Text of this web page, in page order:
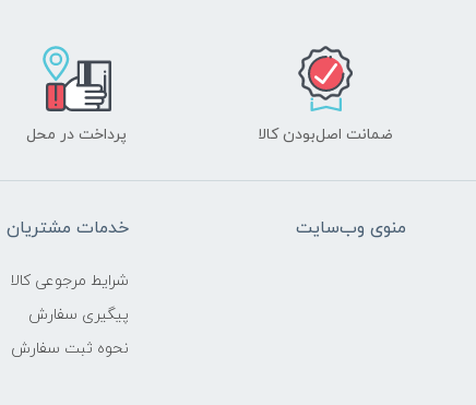
ضمانت اصل‌بودن کالا پرداخت در محل
منوی وب‌سایت خدمات مشتریان
شرایط مرجوعی کالا
پیگیری سفارش
نحوه ثبت سفارش